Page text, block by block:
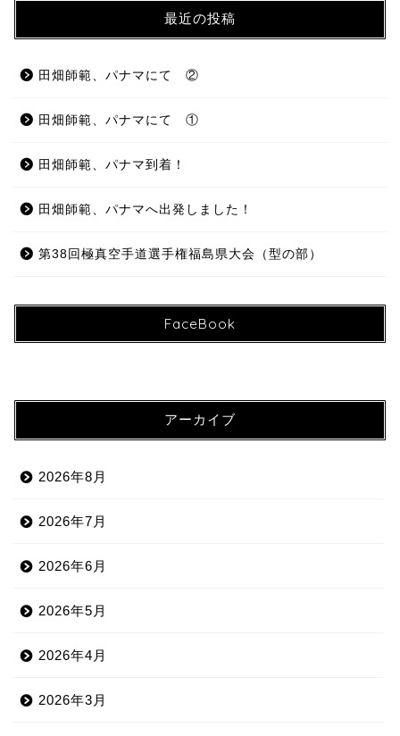
最近の投稿
田畑師範、パナマにて ②
田畑師範、パナマにて ①
田畑師範、パナマ到着！
田畑師範、パナマへ出発しました！
第38回極真空手道選手権福島県大会（型の部）
FaceBook
アーカイブ
2026年8月
2026年7月
2026年6月
2026年5月
2026年4月
2026年3月